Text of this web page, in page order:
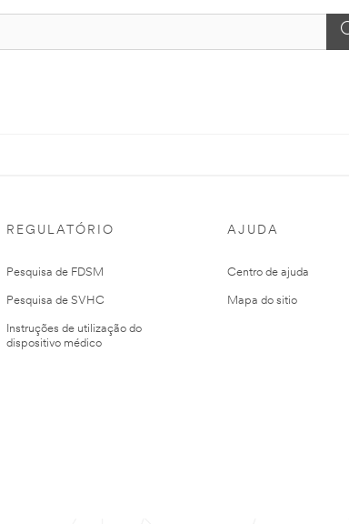
REGULATÓRIO
Pesquisa de FDSM
Pesquisa de SVHC
Instruções de utilização do
dispositivo médico
AJUDA
Centro de ajuda
Mapa do sitio